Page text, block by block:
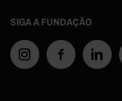
SIGA A FUNDAÇÃO